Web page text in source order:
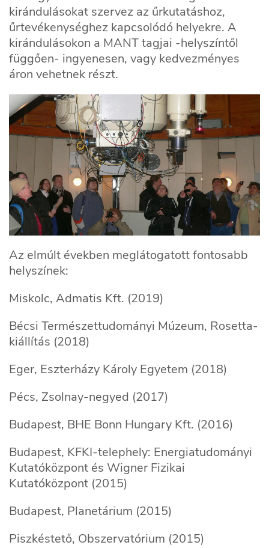
kirándulásokat szervez az űrkutatáshoz,
űrtevékenységhez kapcsolódó helyekre. A
kirándulásokon a MANT tagjai -helyszíntől
függően- ingyenesen, vagy kedvezményes
áron vehetnek részt.
Az elmúlt években meglátogatott fontosabb
helyszínek:
Miskolc, Admatis Kft. (2019)
Bécsi Természettudományi Múzeum, Rosetta-
kiállítás (2018)
Eger, Eszterházy Károly Egyetem (2018)
Pécs, Zsolnay-negyed (2017)
Budapest, BHE Bonn Hungary Kft. (2016)
Budapest, KFKI-telephely: Energiatudományi
Kutatóközpont és Wigner Fizikai
Kutatóközpont (2015)
Budapest, Planetárium (2015)
Piszkéstető, Obszervatórium (2015)